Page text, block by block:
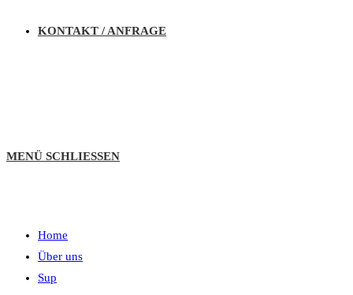
KONTAKT / ANFRAGE
MENÜ SCHLIESSEN
Home
Über uns
Sup